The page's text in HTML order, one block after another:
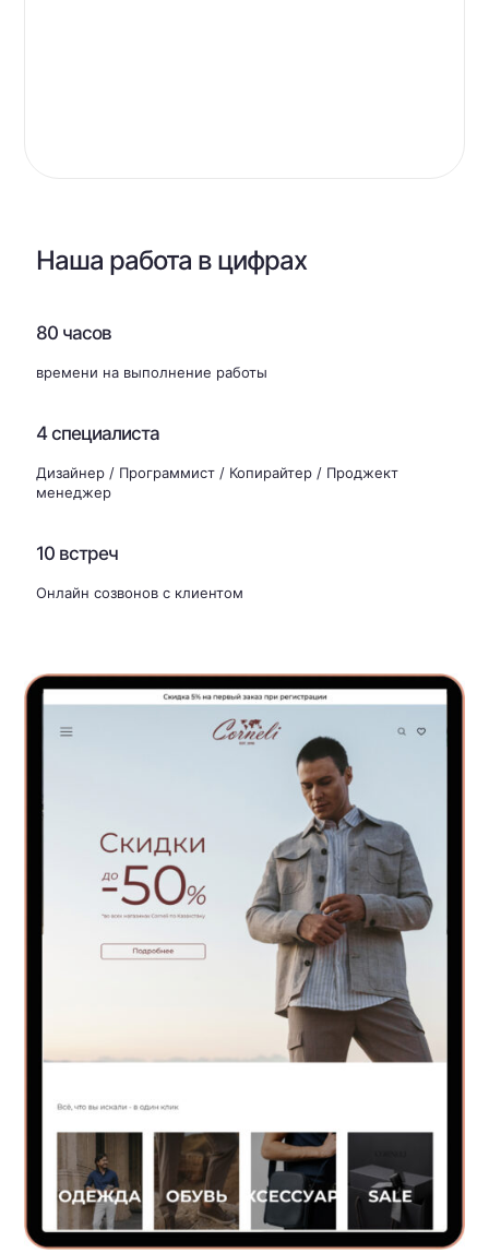
Наша работа в цифрах
80 часов
времени на выполнение работы
4специалиста
Дизайнер / Программист / Копирайтер / Проджект
менеджер
10 встреч
Онлайн созвонов с клиентом